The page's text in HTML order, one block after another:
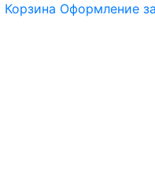
Корзина Оформление